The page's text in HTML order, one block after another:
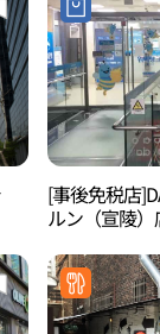
[事後免税店
ルン（宣陵